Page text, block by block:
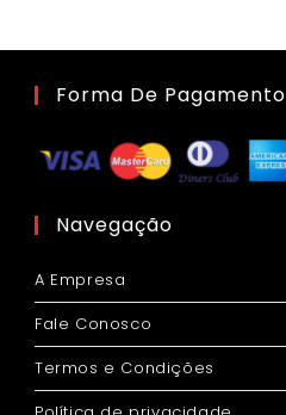
Forma De Pagamento
Navegação
A Empresa
Fale Conosco
Termos e Condições